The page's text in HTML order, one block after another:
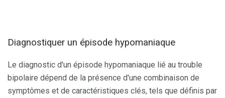
Diagnostiquer un épisode hypomaniaque
Le diagnostic d'un épisode hypomaniaque lié au trouble
bipolaire dépend de la présence d'une combinaison de
symptômes et de caractéristiques clés, tels que définis par